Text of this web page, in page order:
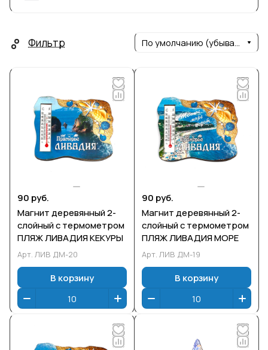
Фильтр По умолчанию (убывание)
90 руб.
Магнит деревянный 2-
слойный с термометром
ПЛЯЖ ЛИВАДИЯ КЕКУРЫ
Арт. ЛИВ ДМ-20
В корзину
90 руб.
Магнит деревянный 2-
слойный с термометром
ПЛЯЖ ЛИВАДИЯ МОРЕ
Арт. ЛИВ ДМ-19
В корзину